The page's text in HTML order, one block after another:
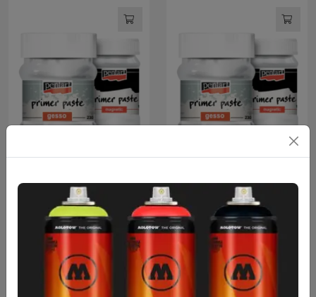
Fehér alapozó paszta 100ml
Ft
Fehér alapozó paszta 230ml
2 990